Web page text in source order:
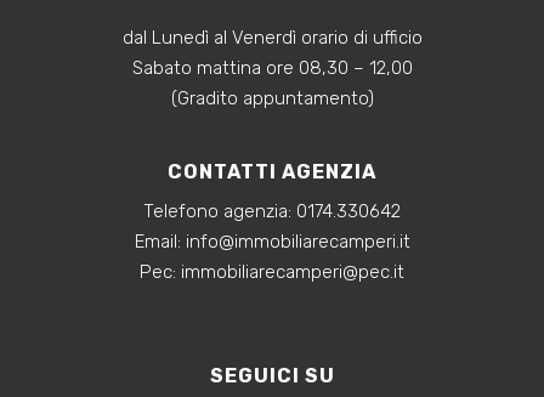
dal Lunedì al Venerdì orario di ufficio
Sabato mattina ore 08,30 – 12,00
(Gradito appuntamento)
CONTATTI AGENZIA
Telefono agenzia: 0174.330642
‍Email: info@immobiliarecamperi.it
‍Pec: immobiliarecamperi@pec.it
SEGUICI SU